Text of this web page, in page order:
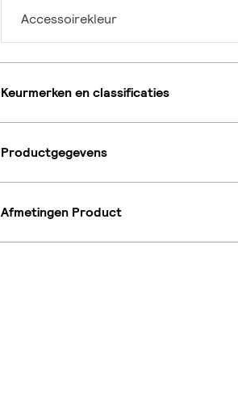
Accessoirekleur
Keurmerken en classificaties
Productgegevens
Afmetingen Product